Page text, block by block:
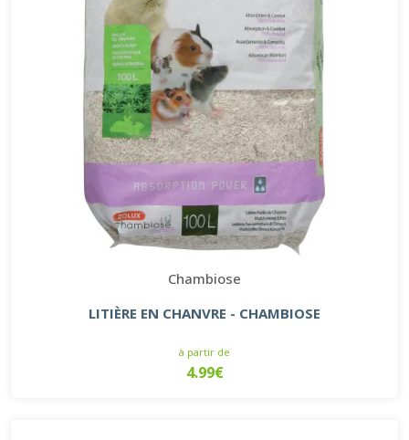
Chambiose
LITIÈRE EN CHANVRE - CHAMBIOSE
à partir de
4.99€